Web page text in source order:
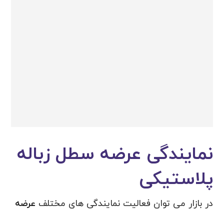
نمایندگی عرضه سطل زباله
پلاستیکی
در بازار می توان فعالیت نمایندگی های مختلف عرضه